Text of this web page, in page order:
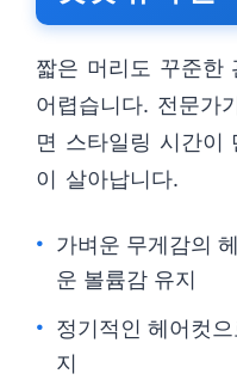
짧은 머리도 꾸준한
어렵습니다. 전문가
면 스타일링 시간이
이 살아납니다.
가벼운 무게감의
운 볼륨감 유지
정기적인 헤어컷
지